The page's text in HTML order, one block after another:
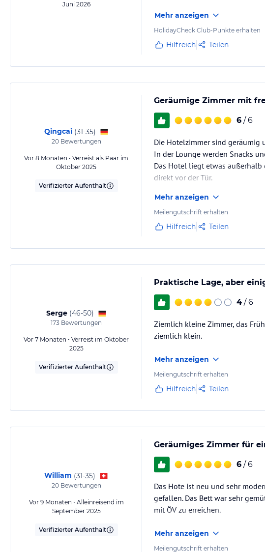
Juni 2026
Mehr anzeigen
HolidayCheck Club-Punkte erhalten
Hilfreich Teilen
Qingcai (31-35)
20Bewertungen
Vor 8 Monaten • Verreist als Paar im
Oktober 2025
Verifizierter Aufenthalt
Geräumige Zimmer mit
6 / 6
Die Hotelzimmer sind geräumig
In der Lounge werden Snacks
Das Hotel liegt etwas
direkt vor der Tür.
Mehr anzeigen
Meilengutschrift erhalten
Hilfreich Teilen
Serge (46-50)
173 Bewertungen
Vor 7 Monaten • Verreist im Oktober
2025
Verifizierter Aufenthalt
Praktische Lage, aber
4 / 6
Ziemlich kleine Zimmer, das
ziemlich klein.
Mehr anzeigen
Meilengutschrift erhalten
Hilfreich Teilen
William (31-35)
20Bewertungen
Vor 9 Monaten • Alleinreisend im
September 2025
Verifizierter Aufenthalt
Geräumiges Zimmer für
6 / 6
Das Hote ist neu und sehr
gefallen. Das Bett war sehr
mit ÖV zu erreichen.
Mehr anzeigen
Meilengutschrift erhalten